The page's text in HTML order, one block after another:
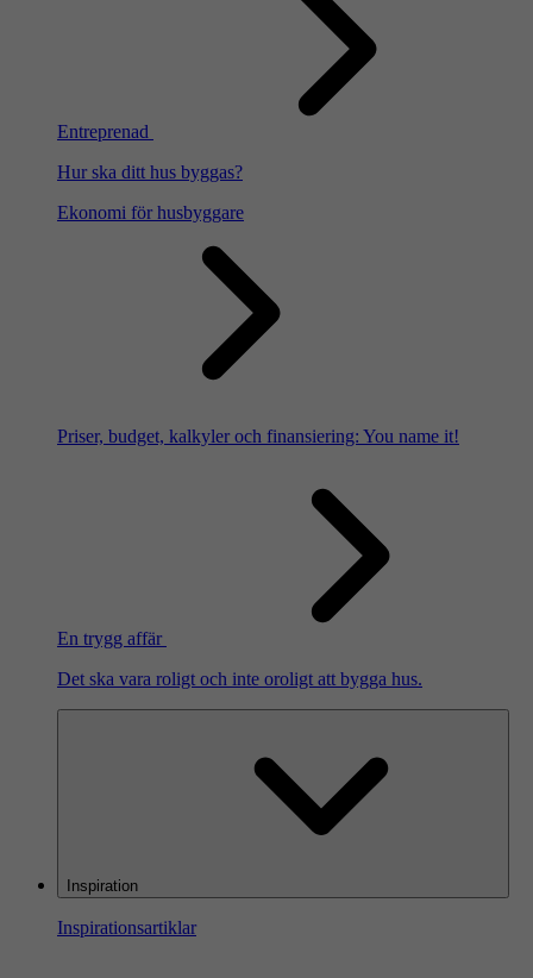
Entreprenad
Hur ska ditt hus byggas?
Ekonomi för husbyggare
Priser, budget, kalkyler och finansiering: You name it!
En trygg affär
Det ska vara roligt och inte oroligt att bygga hus.
Inspiration
Inspirationsartiklar